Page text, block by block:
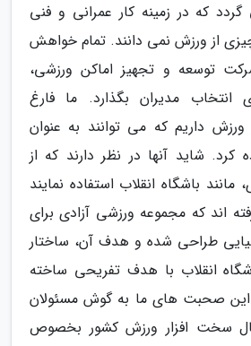
که در زمینه کار عمرانی و فنی
از ورزش نمی دانند. تمام خواهش
توسعه و تجهیز اماکن ورزشی،
انتخاب مدیران بگذارد. ما فارغ
ورزش داریم که می توانند به عنوان
کرد. شاید آنها در نظر دارند که از
باشگاه انقلاب استفاده نمایند
اند که مجموعه ورزشی آزادی برای
طراحی شده و هدف آن، ساختار
انقلاب با هدف تفریحی ساخته
این صحبت های ما به گوش مسئولان
سخت افزار ورزش کشور بخصوص